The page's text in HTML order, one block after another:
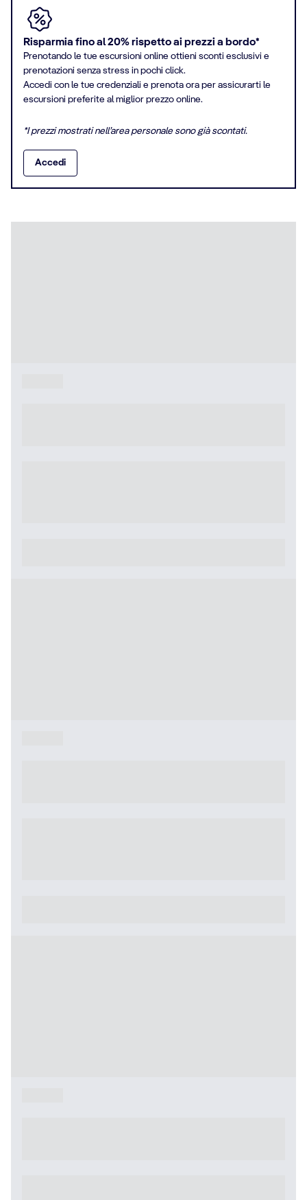
Risparmia fino al 20% rispetto ai prezzi a bordo*
Prenotando le tue escursioni online ottieni sconti esclusivi e
prenotazioni senza stress in pochi click.
Accedi con le tue credenziali e prenota ora per assicurarti le
escursioni preferite al miglior prezzo online.
*I prezzi mostrati nell’area personale sono già scontati.
Accedi